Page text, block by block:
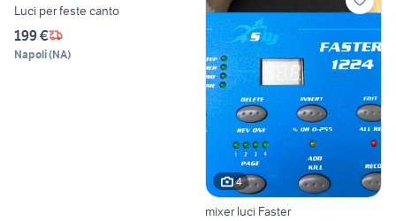
Luci per feste canto
199 €
Napoli(NA)
4
mixer luci Faster